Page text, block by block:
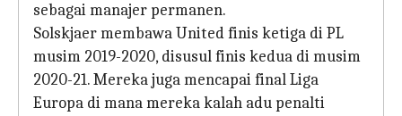
sebagai manajer permanen.
Solskjaer membawa United finis ketiga di PL
musim 2019-2020, disusul finis kedua di musim
2020-21. Mereka juga mencapai final Liga
Europa di mana mereka kalah adu penalti